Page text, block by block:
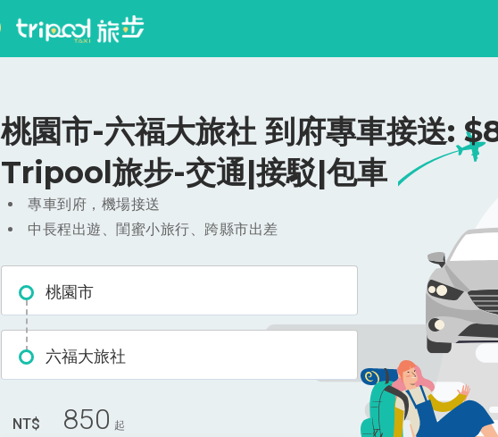
桃園市-六福大旅社 到府專車接送:
Tripool旅步-交通|接駁|包車
專車到府，機場接送
中長程出遊、閨蜜小旅行、跨縣市出差
桃園市
六福大旅社
NT$ 850 起